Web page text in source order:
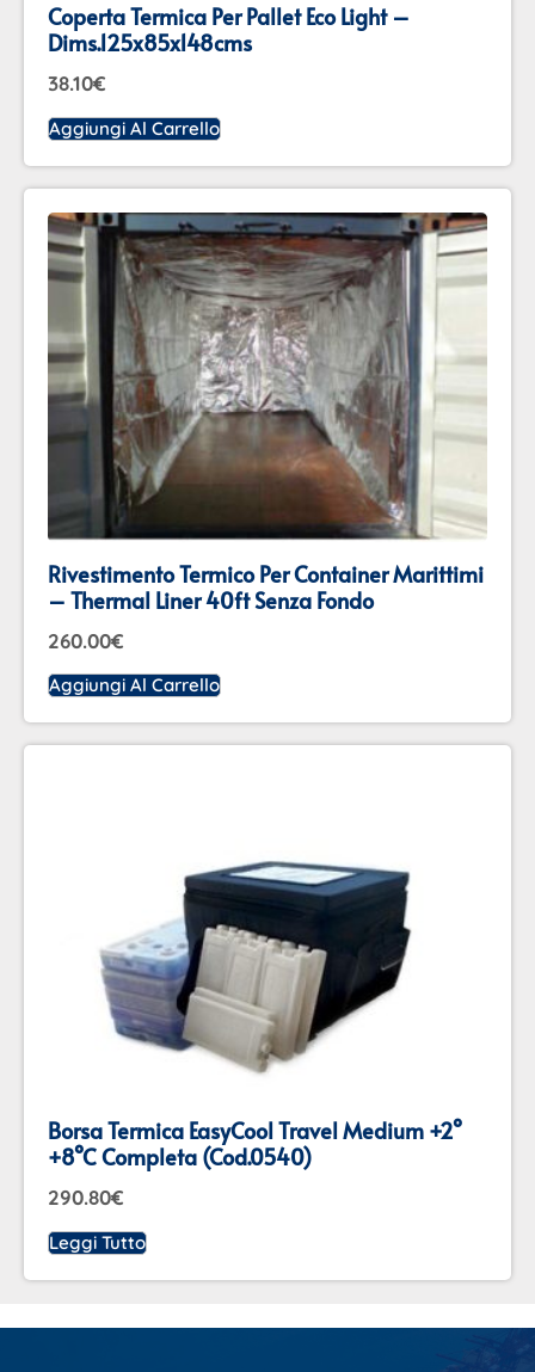
Coperta Termica Per Pallet Eco Light –
Dims.125x85x148cms
38.10€
Aggiungi Al Carrello
Rivestimento Termico Per Container Marittimi
– Thermal Liner 40ft Senza Fondo
260.00€
Aggiungi Al Carrello
Borsa Termica EasyCool Travel Medium +2°
+8°C Completa (cod.0540)
290.80€
Leggi Tutto